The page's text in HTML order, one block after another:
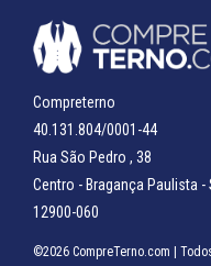
Compreterno
40.131.804/0001-44
Rua São Pedro , 38
Centro - Bragança Paulista -
12900-060
©2026 CompreTerno.com |